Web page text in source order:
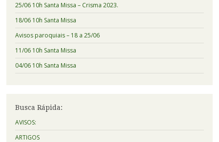
25/06 10h Santa Missa – Crisma 2023.
18/06 10h Santa Missa
Avisos paroquiais – 18 a 25/06
11/06 10h Santa Missa
04/06 10h Santa Missa
Busca Rápida:
AVISOS:
ARTIGOS